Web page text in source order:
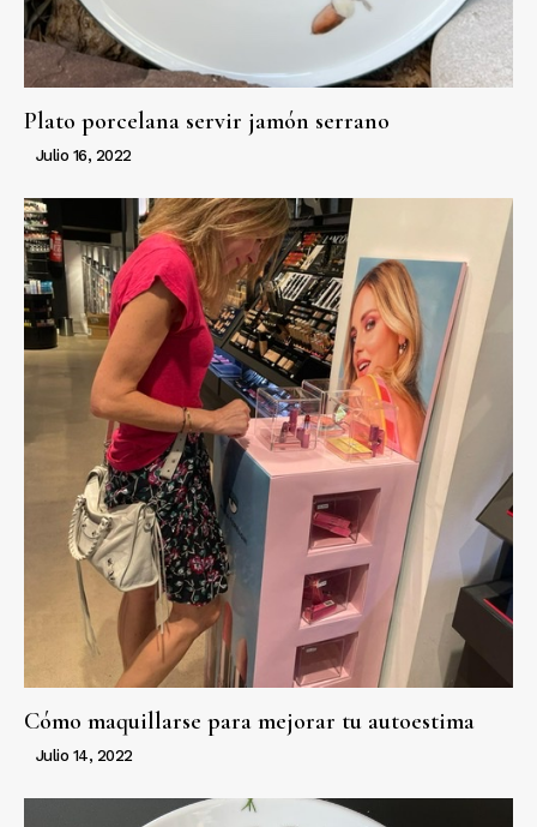
Plato porcelana servir jamón serrano
Julio 16, 2022
Cómo maquillarse para mejorar tu autoestima
Julio 14, 2022